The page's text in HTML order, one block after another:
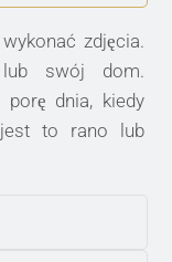
zdjęcia.
lub swój dom.
porę dnia, kiedy
to rano lub